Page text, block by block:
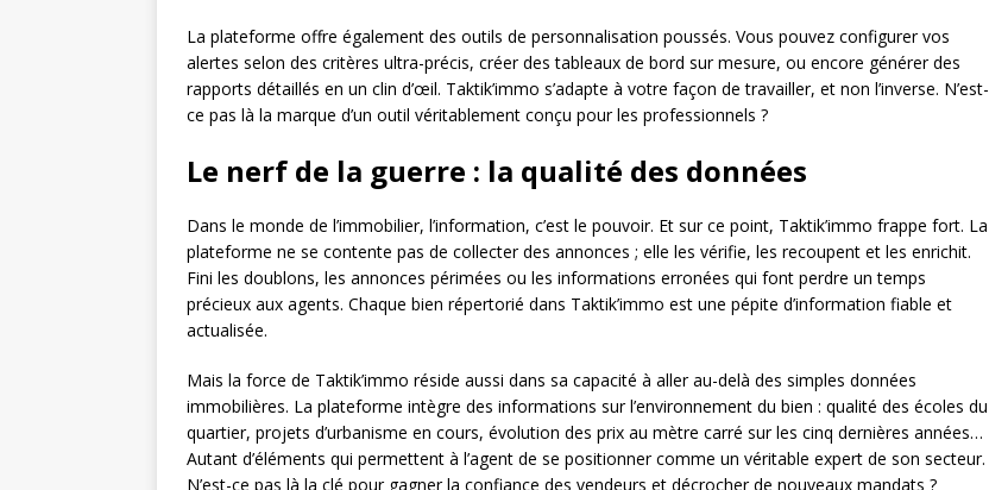
La plateforme offre également des outils de personnalisation poussés. Vous pouvez configurer vos
alertes selon des critères ultra-précis, créer des tableaux de bord sur mesure, ou encore générer des
rapports détaillés en un clin d’œil. Taktik’immo s’adapte à votre façon de travailler, et non l’inverse. N’est-
ce pas là la marque d’un outil véritablement conçu pour les professionnels ?
Le nerf de la guerre : la qualité des données
Dans le monde de l’immobilier, l’information, c’est le pouvoir. Et sur ce point, Taktik’immo frappe fort. La
plateforme ne se contente pas de collecter des annonces ; elle les vérifie, les recoupent et les enrichit.
Fini les doublons, les annonces périmées ou les informations erronées qui font perdre un temps
précieux aux agents. Chaque bien répertorié dans Taktik’immo est une pépite d’information fiable et
actualisée.
Mais la force de Taktik’immo réside aussi dans sa capacité à aller au-delà des simples données
immobilières. La plateforme intègre des informations sur l’environnement du bien : qualité des écoles du
quartier, projets d’urbanisme en cours, évolution des prix au mètre carré sur les cinq dernières années…
Autant d’éléments qui permettent à l’agent de se positionner comme un véritable expert de son secteur.
N’est-ce pas là la clé pour gagner la confiance des vendeurs et décrocher de nouveaux mandats ?